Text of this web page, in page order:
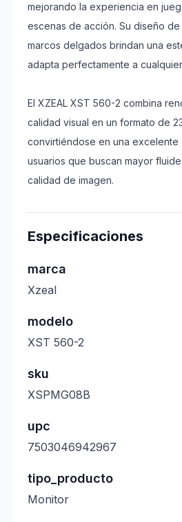
mejorando la experiencia en
escenas de acción. Su diseño
marcos delgados brindan una
adapta perfectamente a
El XZEAL XST 560-2 combina
calidad visual en un formato de
convirtiéndose en una excelente
usuarios que buscan mayor
calidad de imagen.
Especificaciones
marca
Xzeal
modelo
XST 560-2
sku
XSPMG08B
upc
7503046942967
tipo_producto
Monitor